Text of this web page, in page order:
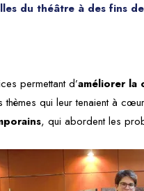
du théâtre à des fins
permettant d’améliorer la
qui leur tenaient à
, qui abordent les